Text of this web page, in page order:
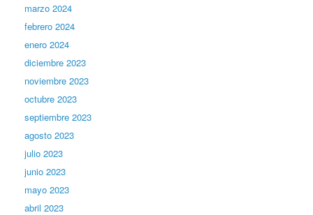
marzo 2024
febrero 2024
enero 2024
diciembre 2023
noviembre 2023
octubre 2023
septiembre 2023
agosto 2023
julio 2023
junio 2023
mayo 2023
abril 2023